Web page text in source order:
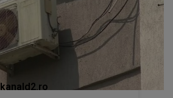
kanald2.ro